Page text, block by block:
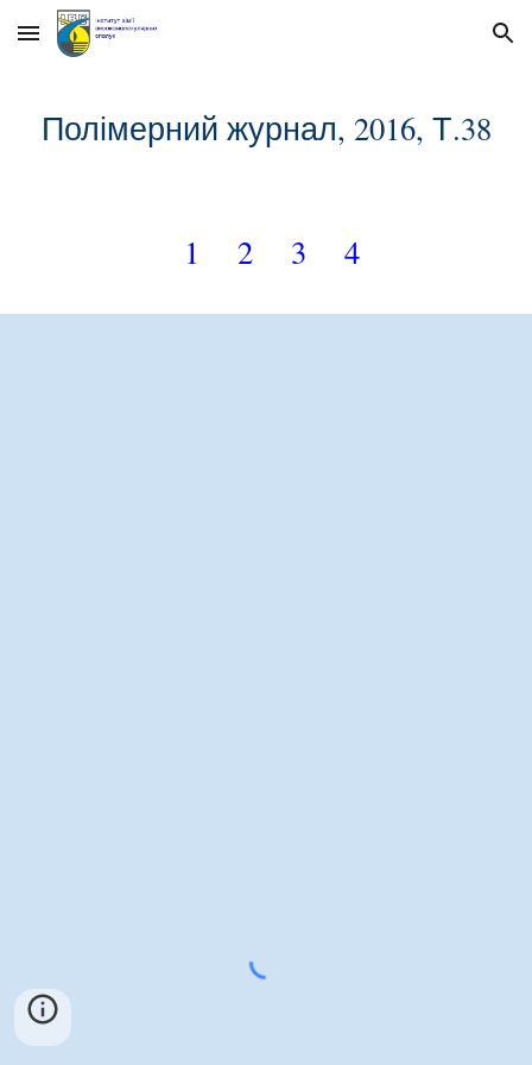
Skip to main content Skip to navigation
Полімерний журнал, 2016, Т.38
1 2 3 4